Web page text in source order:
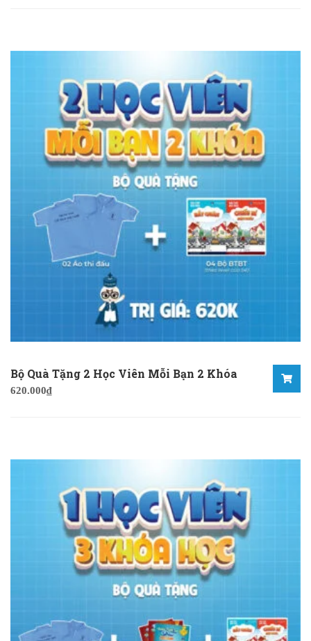
Bộ Quà Tặng 2 Học Viên Mỗi Bạn 2 Khóa
620.000₫